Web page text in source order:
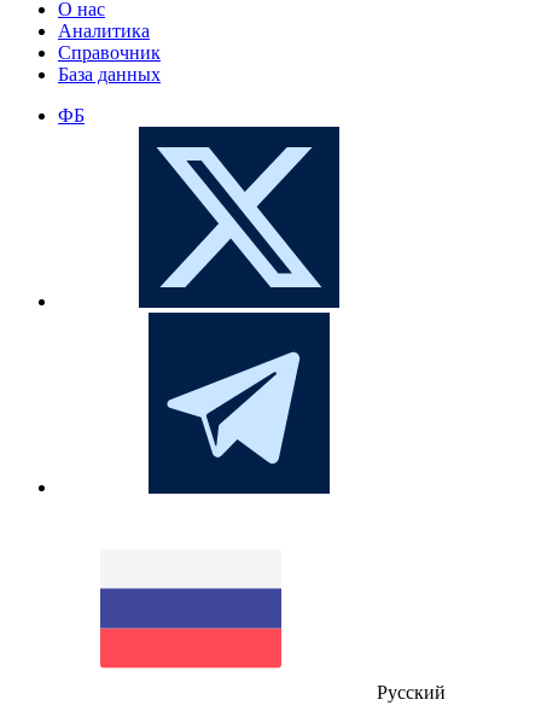
О нас
Аналитика
Справочник
База данных
ФБ
Русский